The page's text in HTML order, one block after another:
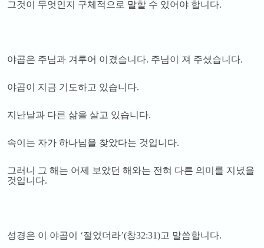
그것이 무엇인지 구체적으로 말할 수 있어야 합니다.
야곱은 주님과 겨루어 이겼습니다. 주님이 져 주셨습니다.
야곱이 지금 기도하고 있습니다.
지난날과 다른 삶을 살고 있습니다.
속이는 자가 하나님을 찾았다는 것입니다.
그러니 그 해는 어제 보았던 해와는 전혀 다른 의미를 지녔을
것입니다.
성경은 이 야곱이 ‘절었더라’(창32:31)고 말씀합니다.